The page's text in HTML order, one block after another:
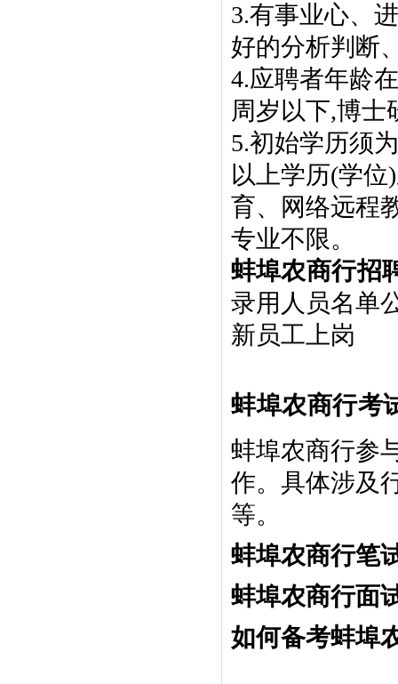
3.有事业心、
好的分析判断
4.应聘者年龄
周岁以下,博士
5.初始学历须
以上学历(学
育、网络远程
专业不限。
蚌埠农商行招
录用人员名
新员工上岗
蚌埠农商行考
蚌埠农商行参
作。具体涉及
等。
蚌埠农商行笔
蚌埠农商行面
如何备考蚌埠